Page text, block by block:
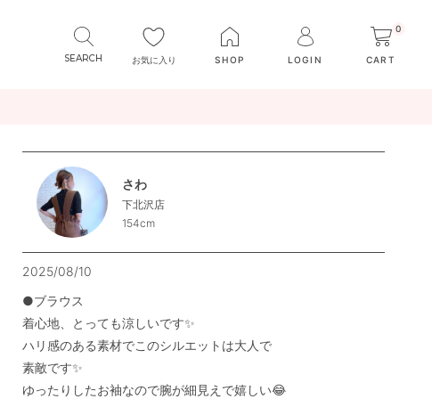
お気に入り SHOP LOGIN
0
CART
さわ
下北沢店
154cm
2025/08/10
●ブラウス
着心地、とっても涼しいです✨
ハリ感のある素材でこのシルエットは大人で
素敵です✨
ゆったりしたお袖なので腕が細見えで嬉しい😂